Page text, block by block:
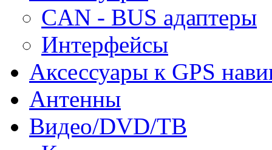
CAN - BUS адаптеры
Интерфейсы
Аксессуары к GPS
Антенны
Видео/DVD/ТВ